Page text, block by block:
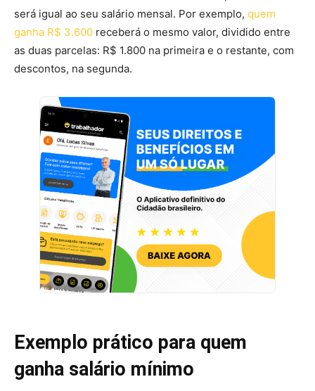
será igual ao seu salário mensal. Por exemplo, quem
ganha R$ 3.600 receberá o mesmo valor, dividido entre
as duas parcelas: R$ 1.800 na primeira e o restante, com
descontos, na segunda.
Exemplo prático para quem
ganha salário mínimo